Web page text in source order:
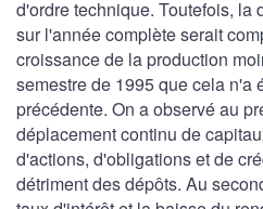
d'ordre technique. Toutefois, la
sur l'année complète serait
croissance de la production
semestre de 1995 que cela n'a
précédente. On a observé au
déplacement continu de
d'actions, d'obligations et de
détriment des dépôts. Au